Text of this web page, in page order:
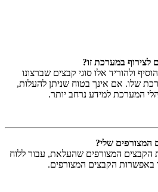
לצירוף במערכת זו?
ולהוריד אלו סוגי קבצים שברצונו
שלו. אם אינך בטוח שניתן להעלות,
המערכת למידע נרחב יותר.
המצורפים שלי?
הקבצים המצורפים שהעלאת, עבור ללוח
הקבצים המצורפים.